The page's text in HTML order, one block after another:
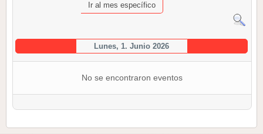
Ir al mes específico
Lunes, 1. Junio 2026
No se encontraron eventos